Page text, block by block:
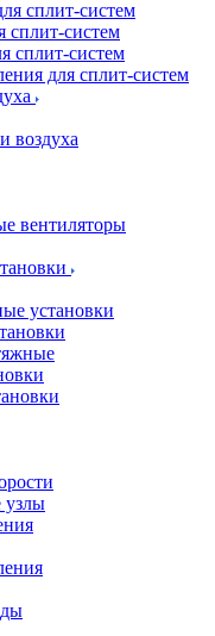
сплит-систем
систем
сплит-систем
для сплит-систем
воздуха
вентиляторы
установки
узлы